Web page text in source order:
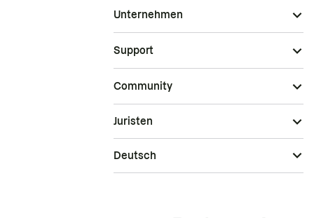
Unternehmen
Support
Community
Juristen
Deutsch